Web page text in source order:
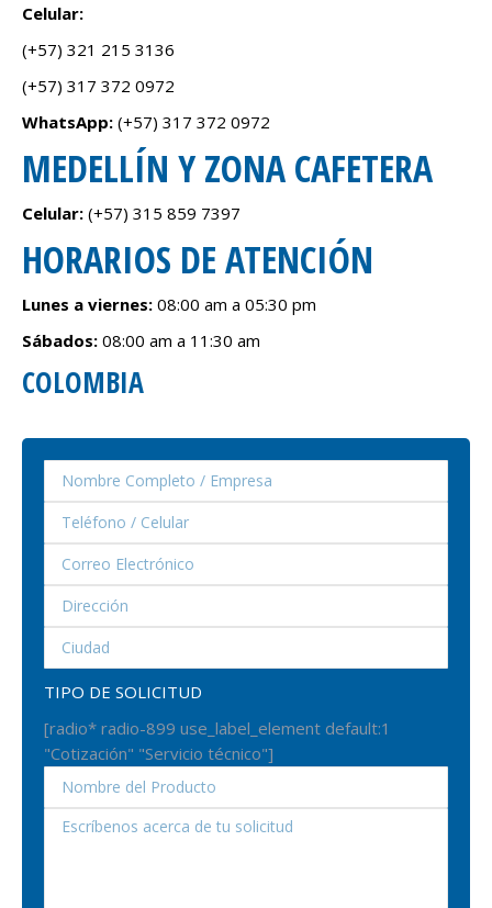
Celular:
(+57) 321 215 3136
(+57) 317 372 0972
WhatsApp: (+57) 317 372 0972
MEDELLÍN Y ZONA CAFETERA
Celular: (+57) 315 859 7397
HORARIOS DE ATENCIÓN
Lunes a viernes: 08:00 am a 05:30 pm
Sábados: 08:00 am a 11:30 am
COLOMBIA
TIPO DE SOLICITUD
[radio* radio-899 use_label_element default:1
"Cotización" "Servicio técnico"]